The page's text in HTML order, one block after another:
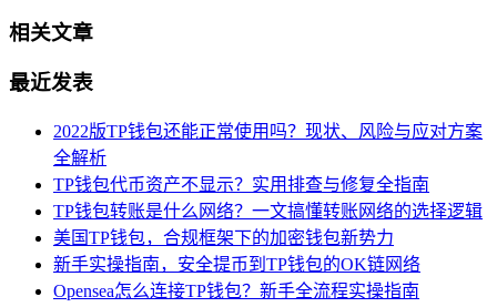
相关文章
最近发表
2022版TP钱包还能正常使用吗？现状、风险与应对方案
全解析
TP钱包代币资产不显示？实用排查与修复全指南
TP钱包转账是什么网络？一文搞懂转账网络的选择逻辑
美国TP钱包，合规框架下的加密钱包新势力
新手实操指南，安全提币到TP钱包的OK链网络
Opensea怎么连接TP钱包？新手全流程实操指南